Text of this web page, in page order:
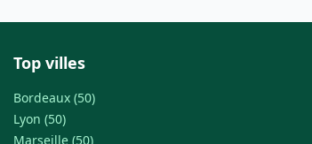
Top villes
Bordeaux (50)
Lyon (50)
Marseille (50)